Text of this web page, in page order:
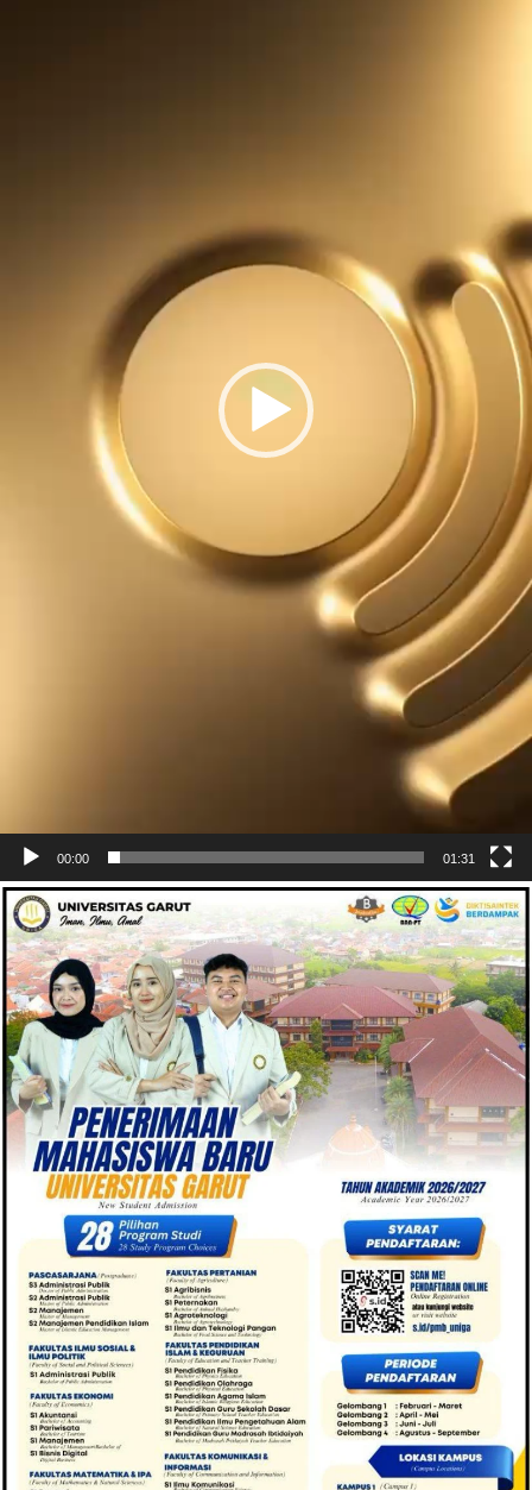
00:00 01:31